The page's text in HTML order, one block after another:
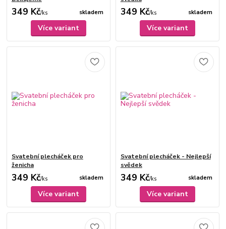
349 Kč/ks skladem
Více variant
349 Kč/ks skladem
Více variant
Svatební plecháček pro
ženicha
349 Kč/ks skladem
Více variant
Svatební plecháček - Nejlepší
svědek
349 Kč/ks skladem
Více variant